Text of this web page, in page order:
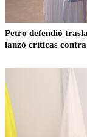
Petro defendió
lanzó críticas